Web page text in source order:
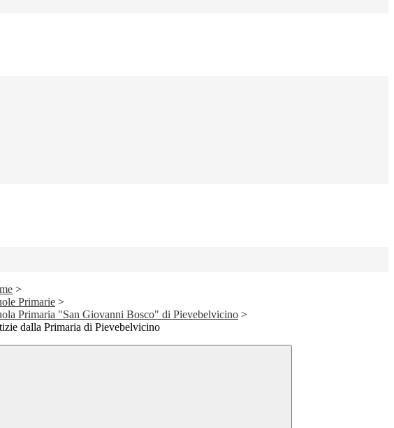
>
Primarie >
Primaria "San Giovanni Bosco" di Pievebelvicino >
dalla Primaria di Pievebelvicino